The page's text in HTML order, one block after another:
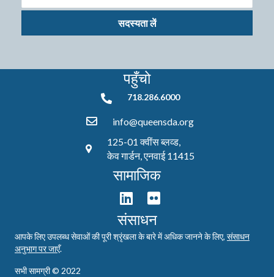
सदस्यता लें
पहुँचो
718.286.6000718.286.6000
info@queensda.org
125-01 क्वींस ब्लव्ड,
केव गार्डन, एनवाई 11415
सामाजिक
संसाधन
आपके लिए उपलब्ध सेवाओं की पूरी श्रृंखला के बारे में अधिक जानने के लिए, संसाधन
अनुभाग पर जाएँ.
सभी सामग्री © 2022